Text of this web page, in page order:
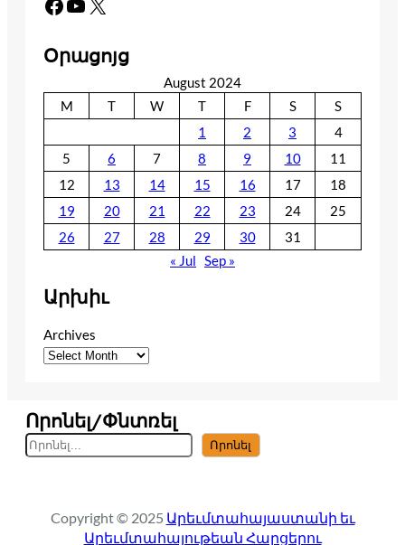
Օրացոյց
August 2024
M
T W T F S
S
1
2 3
4
5
6 7 8 9 10
11
12
13 14 15 16 17
18
19
20 21 22 23 24
25
26
27 28 29 30
31
« Jul Sep »
Արխիւ
Archives
Որոնել/Փնտռել
S
e
c
h
Որոնել
Copyright © 2025 Արեւմտահայաստանի եւ
Արեւմտահայութեան Հարցերու